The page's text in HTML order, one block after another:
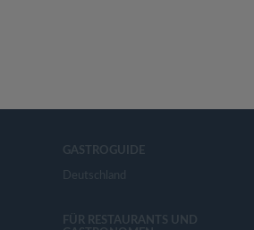
GASTROGUIDE
Deutschland
FÜR RESTAURANTS UND